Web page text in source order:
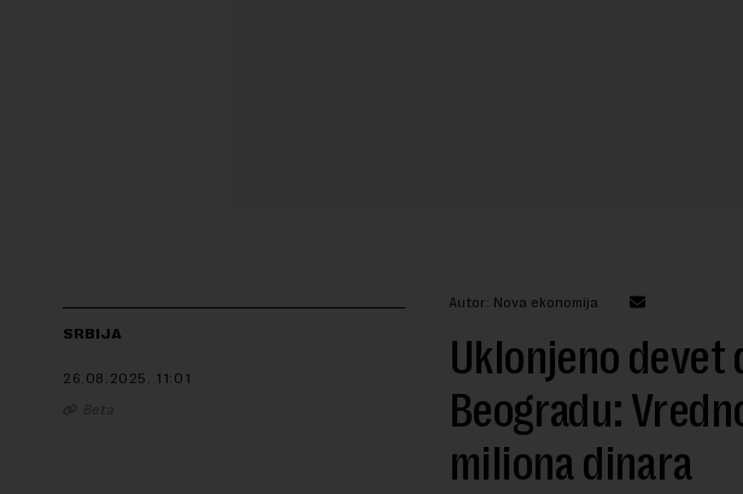
SRBIJA
26.08.2025. 11:01
Beta
Autor: Nova ekonomija
Uklonjeno devet
Beogradu:
miliona dinara